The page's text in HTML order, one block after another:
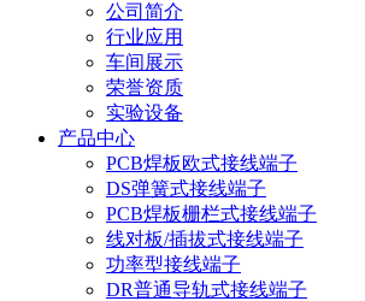
公司简介
行业应用
车间展示
荣誉资质
实验设备
产品中心
PCB焊板欧式接线端子
DS弹簧式接线端子
PCB焊板栅栏式接线端子
线对板/插拔式接线端子
功率型接线端子
DR普通导轨式接线端子